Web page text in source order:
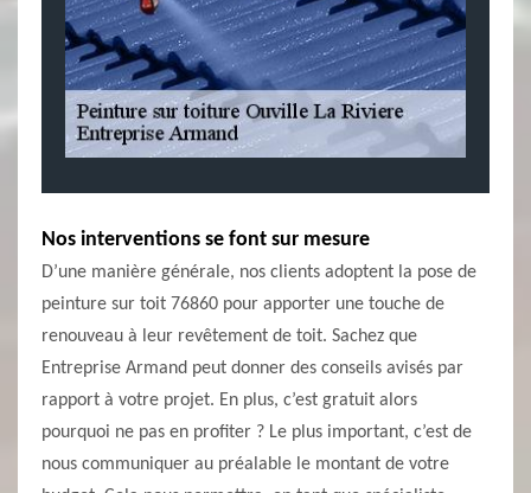
Nos interventions se font sur mesure
D’une manière générale, nos clients adoptent la pose de
peinture sur toit 76860 pour apporter une touche de
renouveau à leur revêtement de toit. Sachez que
Entreprise Armand peut donner des conseils avisés par
rapport à votre projet. En plus, c’est gratuit alors
pourquoi ne pas en profiter ? Le plus important, c’est de
nous communiquer au préalable le montant de votre